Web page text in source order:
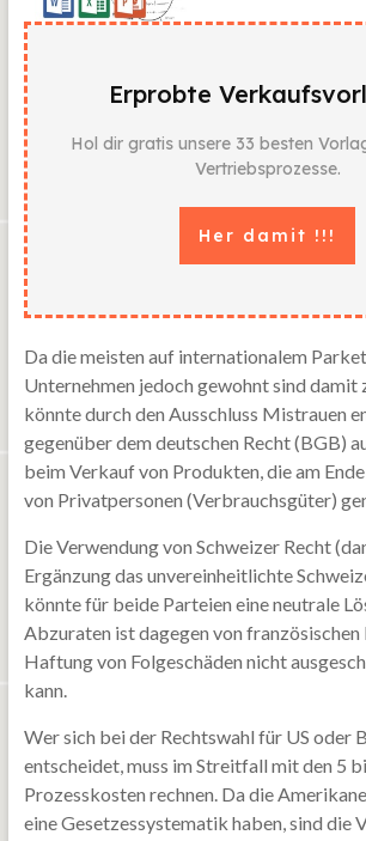
Erprobte
Hol dir gratis unsere 33 besten
Vertriebsprozesse.
Her damit !!!
Da die meisten auf internationalem
Unternehmen jedoch gewohnt sind damit
könnte durch den Ausschluss Mistrauen
gegenüber dem deutschen Recht (BGB)
beim Verkauf von Produkten, die am
von Privatpersonen (Verbrauchsgüter)
Die Verwendung von Schweizer Recht
Ergänzung das unvereinheitlichte
könnte für beide Parteien eine neutrale
Abzuraten ist dagegen von französischen
Haftung von Folgeschäden nicht
kann.
Wer sich bei der Rechtswahl für US oder
entscheidet, muss im Streitfall mit den 5
Prozesskosten rechnen. Da die
eine Gesetzessystematik haben, sind die